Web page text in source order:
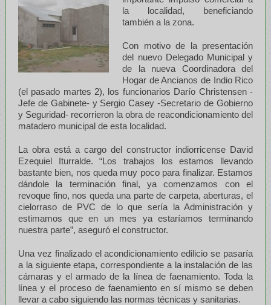
la localidad, beneficiando
también a la zona.
Con motivo de la presentación
del nuevo Delegado Municipal y
de la nueva Coordinadora del
Hogar de Ancianos de Indio Rico
(el pasado martes 2), los funcionarios Darío Christensen -
Jefe de Gabinete- y Sergio Casey -Secretario de Gobierno
y Seguridad- recorrieron la obra de reacondicionamiento del
matadero municipal de esta localidad.
La obra está a cargo del constructor indiorricense David
Ezequiel Iturralde. “Los trabajos los estamos llevando
bastante bien, nos queda muy poco para finalizar. Estamos
dándole la terminación final, ya comenzamos con el
revoque fino, nos queda una parte de carpeta, aberturas, el
cielorraso de PVC de lo que sería la Administración y
estimamos que en un mes ya estaríamos terminando
nuestra parte”, aseguró el constructor.
Una vez finalizado el acondicionamiento edilicio se pasaría
a la siguiente etapa, correspondiente a la instalación de las
cámaras y el armado de la línea de faenamiento. Toda la
línea y el proceso de faenamiento en sí mismo se deben
llevar a cabo siguiendo las normas técnicas y sanitarias.